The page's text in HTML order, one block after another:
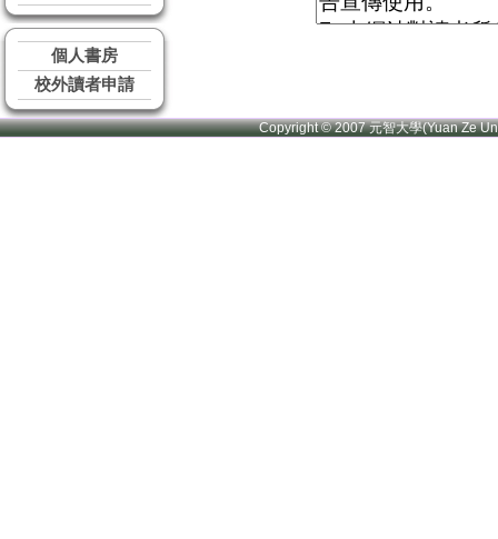
個人書房
校外讀者申請
Copyright © 2007 元智大學(Yuan Ze